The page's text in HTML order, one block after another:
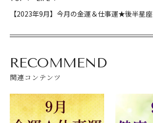
【2023年9月】今月の金運＆仕事運★後半星座
RECOMMEND
関連コンテンツ